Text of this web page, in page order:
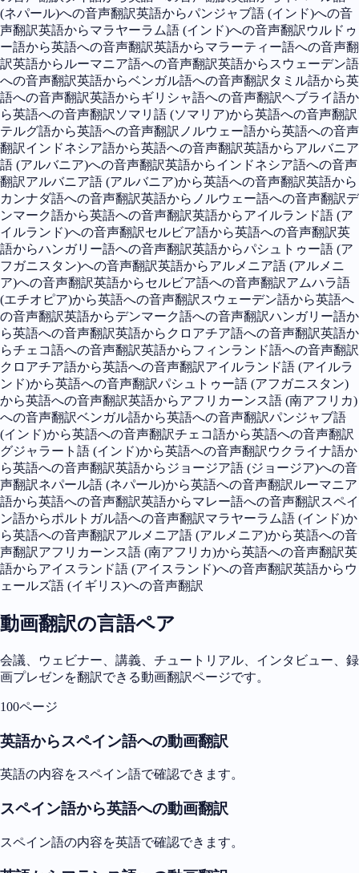
(ネパール)への音声翻訳英語からパンジャブ語 (インド)への音
声翻訳英語からマラヤーラム語 (インド)への音声翻訳 ウルドゥ
ー語から英語への音声翻訳英語からマラーティー語への音声翻
訳英語からルーマニア語への音声翻訳英語からスウェーデン語
への音声翻訳英語からベンガル語への音声翻訳 タミル語から英
語への音声翻訳英語からギリシャ語への音声翻訳ヘブライ語か
ら英語への音声翻訳 ソマリ語 (ソマリア)から英語への音声翻訳
テルグ語から英語への音声翻訳 ノルウェー語から英語への音声
翻訳インドネシア語から英語への音声翻訳英語からアルバニア
語 (アルバニア)への音声翻訳英語からインドネシア語への音声
翻訳アルバニア語 (アルバニア)から英語への音声翻訳英語から
カンナダ語への音声翻訳英語からノルウェー語への音声翻訳デ
ンマーク語から英語への音声翻訳英語からアイルランド語 (ア
イルランド)への音声翻訳セルビア語から英語への音声翻訳英
語からハンガリー語への音声翻訳英語からパシュトゥー語 (ア
フガニスタン)への音声翻訳英語からアルメニア語 (アルメニ
ア)への音声翻訳英語からセルビア語への音声翻訳アムハラ語
(エチオピア)から英語への音声翻訳 スウェーデン語から英語へ
の音声翻訳英語からデンマーク語への音声翻訳ハンガリー語か
ら英語への音声翻訳英語からクロアチア語への音声翻訳英語か
らチェコ語への音声翻訳英語からフィンランド語への音声翻訳
クロアチア語から英語への音声翻訳アイルランド語 (アイルラ
ンド)から英語への音声翻訳パシュトゥー語 (アフガニスタン)
から英語への音声翻訳英語からアフリカーンス語 (南アフリカ)
への音声翻訳ベンガル語から英語への音声翻訳パンジャブ語
(インド)から英語への音声翻訳チェコ語から英語への音声翻訳
グジャラート語 (インド)から英語への音声翻訳 ウクライナ語か
ら英語への音声翻訳英語からジョージア語 (ジョージア)への音
声翻訳ネパール語 (ネパール)から英語への音声翻訳 ルーマニア
語から英語への音声翻訳英語からマレー語への音声翻訳 スペイ
ン語からポルトガル語への音声翻訳マラヤーラム語 (インド)か
ら英語への音声翻訳アルメニア語 (アルメニア)から英語への音
声翻訳アフリカーンス語 (南アフリカ)から英語への音声翻訳英
語からアイスランド語 (アイスランド)への音声翻訳英語からウ
ェールズ語 (イギリス)への音声翻訳
動画翻訳の言語ペア
会議、ウェビナー、講義、チュートリアル、インタビュー、録
画プレゼンを翻訳できる動画翻訳ページです。
100ページ
英語からスペイン語への動画翻訳
英語の内容をスペイン語で確認できます。
スペイン語から英語への動画翻訳
スペイン語の内容を英語で確認できます。